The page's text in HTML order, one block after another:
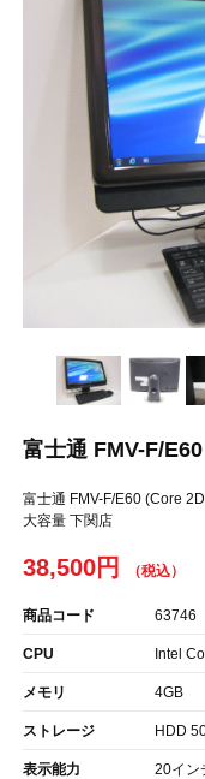
富士通 FMV-F/E60
富士通 FMV-F/E60 (Core
大容量 下関店
38,500円
商品コード 63746
CPU Intel
メモリ 4GB
ストレージ HDD
表示能力 20イン